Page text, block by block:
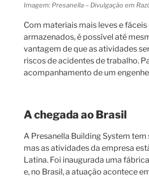
Imagem: Presanella – Divulgação em
Com materiais mais leves e
armazenados, é possível até
vantagem de que as atividades
riscos de acidentes de trabalho.
acompanhamento de um
A chegada ao Brasil
A Presanella Building System
mas as atividades da empresa
Latina. Foi inaugurada uma
e, no Brasil, a atuação acontece